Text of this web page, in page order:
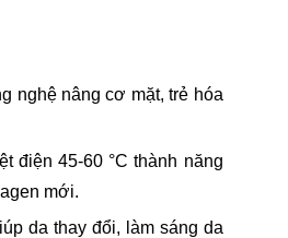
nghệ nâng cơ mặt, trẻ hóa
điện 45-60 °C thành năng
mới.
da thay đổi, làm sáng da